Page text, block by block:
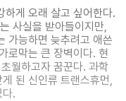
하게 오래 살고 싶어한다.
사실을 받아들이지만,
가능하면 늦추려고 애쓴
로막는 큰 장벽이다. 현
월하고자 꿈꾼다. 과학
된 신인류 트랜스휴먼,
.